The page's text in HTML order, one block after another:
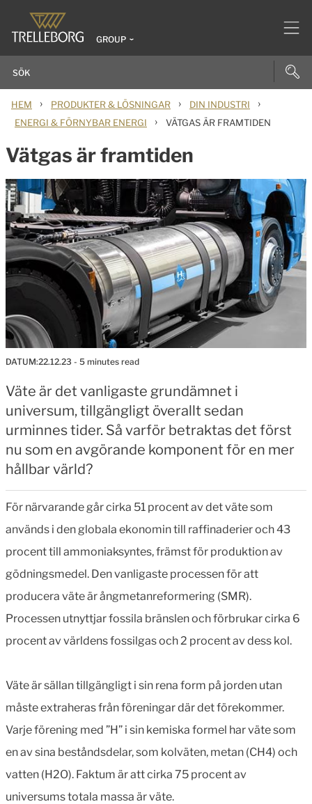
GROUP
HEM › PRODUKTER & LÖSNINGAR › DIN INDUSTRI ›
ENERGI & FÖRNYBAR ENERGI › VÄTGAS ÄR FRAMTIDEN
Vätgas är framtiden
DATUM:22.12.23 - 5 minutes read
Väte är det vanligaste grundämnet i
universum, tillgängligt överallt sedan
urminnes tider. Så varför betraktas det först
nu som en avgörande komponent för en mer
hållbar värld?
För närvarande går cirka 51 procent av det väte som
används i den globala ekonomin till raffinaderier och 43
procent till ammoniaksyntes, främst för produktion av
gödningsmedel. Den vanligaste processen för att
producera väte är ångmetanreformering (SMR).
Processen utnyttjar fossila bränslen och förbrukar cirka 6
procent av världens fossilgas och 2 procent av dess kol.
Väte är sällan tillgängligt i sin rena form på jorden utan
måste extraheras från föreningar där det förekommer.
Varje förening med ”H” i sin kemiska formel har väte som
en av sina beståndsdelar, som kolväten, metan (CH4) och
vatten (H2O). Faktum är att cirka 75 procent av
universums totala massa är väte.